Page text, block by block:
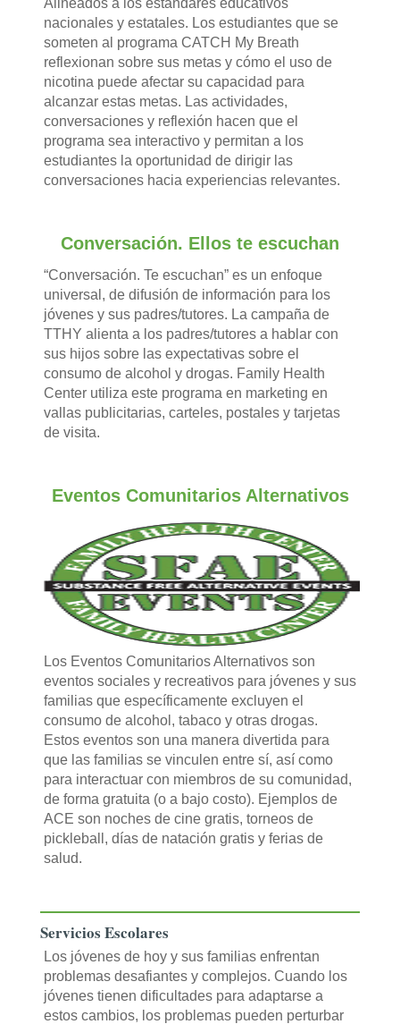
nacionales y estatales. Los estudiantes que se
someten al programa CATCH My Breath
reflexionan sobre sus metas y cómo el uso de
nicotina puede afectar su capacidad para
alcanzar estas metas. Las actividades,
conversaciones y reflexión hacen que el
programa sea interactivo y permitan a los
estudiantes la oportunidad de dirigir las
conversaciones hacia experiencias relevantes.
Conversación. Ellos te escuchan
“Conversación. Te escuchan” es un enfoque
universal, de difusión de información para los
jóvenes y sus padres/tutores. La campaña de
TTHY alienta a los padres/tutores a hablar con
sus hijos sobre las expectativas sobre el
consumo de alcohol y drogas. Family Health
Center utiliza este programa en marketing en
vallas publicitarias, carteles, postales y tarjetas
de visita.
Eventos Comunitarios Alternativos
Los Eventos Comunitarios Alternativos son
eventos sociales y recreativos para jóvenes y sus
familias que específicamente excluyen el
consumo de alcohol, tabaco y otras drogas.
Estos eventos son una manera divertida para
que las familias se vinculen entre sí, así como
para interactuar con miembros de su comunidad,
de forma gratuita (o a bajo costo). Ejemplos de
ACE son noches de cine gratis, torneos de
pickleball, días de natación gratis y ferias de
salud.
Servicios Escolares
Los jóvenes de hoy y sus familias enfrentan
problemas desafiantes y complejos. Cuando los
jóvenes tienen dificultades para adaptarse a
estos cambios, los problemas pueden perturbar